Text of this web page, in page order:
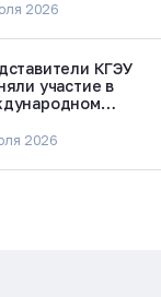
2026
КГЭУ
участие в
в Альметьевске
2026